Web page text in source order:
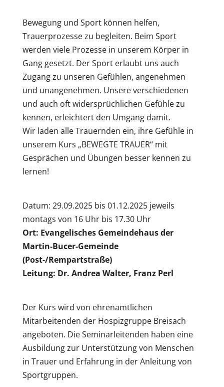
Bewegung und Sport können helfen,
Trauerprozesse zu begleiten. Beim Sport
werden viele Prozesse in unserem Körper in
Gang gesetzt. Der Sport erlaubt uns auch
Zugang zu unseren Gefühlen, angenehmen
und unangenehmen. Unsere verschiedenen
und auch oft widersprüchlichen Gefühle zu
kennen, erleichtert den Umgang damit.
Wir laden alle Trauernden ein, ihre Gefühle in
unserem Kurs „BEWEGTE TRAUER“ mit
Gesprächen und Übungen besser kennen zu
lernen!
Datum: 29.09.2025 bis 01.12.2025 jeweils
montags von 16 Uhr bis 17.30 Uhr
Ort: Evangelisches Gemeindehaus der
Martin-Bucer-Gemeinde
(Post-/Rempartstraße)
Leitung: Dr. Andrea Walter, Franz Perl
Der Kurs wird von ehrenamtlichen
Mitarbeitenden der Hospizgruppe Breisach
angeboten. Die Seminarleitenden haben eine
Ausbildung zur Unterstützung von Menschen
in Trauer und Erfahrung in der Anleitung von
Sportgruppen.